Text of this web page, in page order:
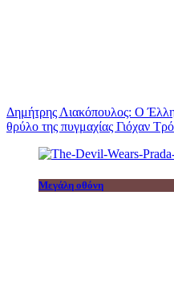
Δημήτρης Λιακόπουλος: Ο
θρύλο της πυγμαχίας Γιόχαν
Μεγάλη οθόνη